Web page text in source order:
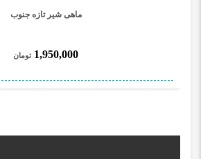
ماهی شیر تازه جنوب
1,950,000 تومان